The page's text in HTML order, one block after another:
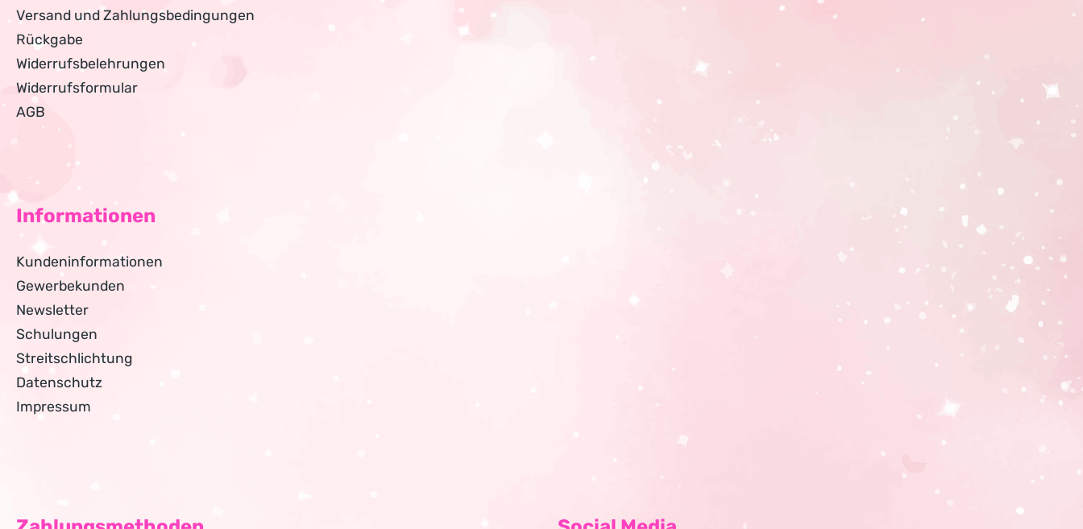
Versand und Zahlungsbedingungen
Rückgabe
Widerrufsbelehrungen
Widerrufsformular
AGB
Informationen
Kundeninformationen
Gewerbekunden
Newsletter
Schulungen
Streitschlichtung
Datenschutz
Impressum